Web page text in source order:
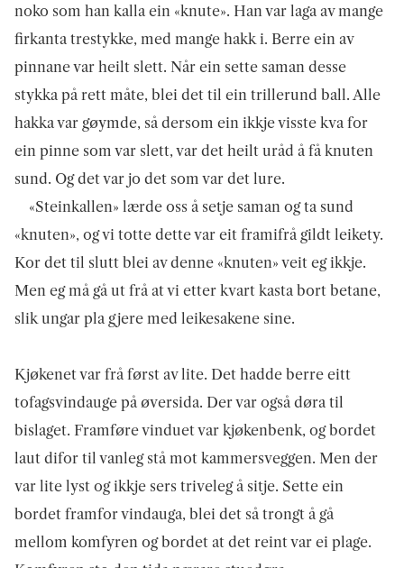
noko som han kalla ein «knute». Han var laga av mange
firkanta trestykke, med mange hakk i. Berre ein av
pinnane var heilt slett. Når ein sette saman desse
stykka på rett måte, blei det til ein trillerund ball. Alle
hakka var gøymde, så dersom ein ikkje visste kva for
ein pinne som var slett, var det heilt uråd å få knuten
sund. Og det var jo det som var det lure.
«Steinkallen» lærde oss å setje saman og ta sund
«knuten», og vi totte dette var eit framifrå gildt leikety.
Kor det til slutt blei av denne «knuten» veit eg ikkje.
Men eg må gå ut frå at vi etter kvart kasta bort betane,
slik ungar pla gjere med leikesakene sine.
Kjøkenet var frå først av lite. Det hadde berre eitt
tofagsvind­auge på øversida. Der var også døra til
bislaget. Framføre vinduet var kjøkenbenk, og bordet
laut difor til vanleg stå mot kammersveggen. Men der
var lite lyst og ikkje sers triveleg å sitje. Sette ein
bordet framfor vindauga, blei det så trongt å gå
mellom komfyren og bordet at det reint var ei plage.